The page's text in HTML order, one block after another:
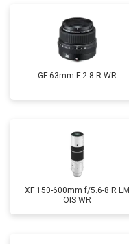
GF 63mm F 2.8 R WR
XF 150-600mm f/5.6-8 R LM
OIS WR